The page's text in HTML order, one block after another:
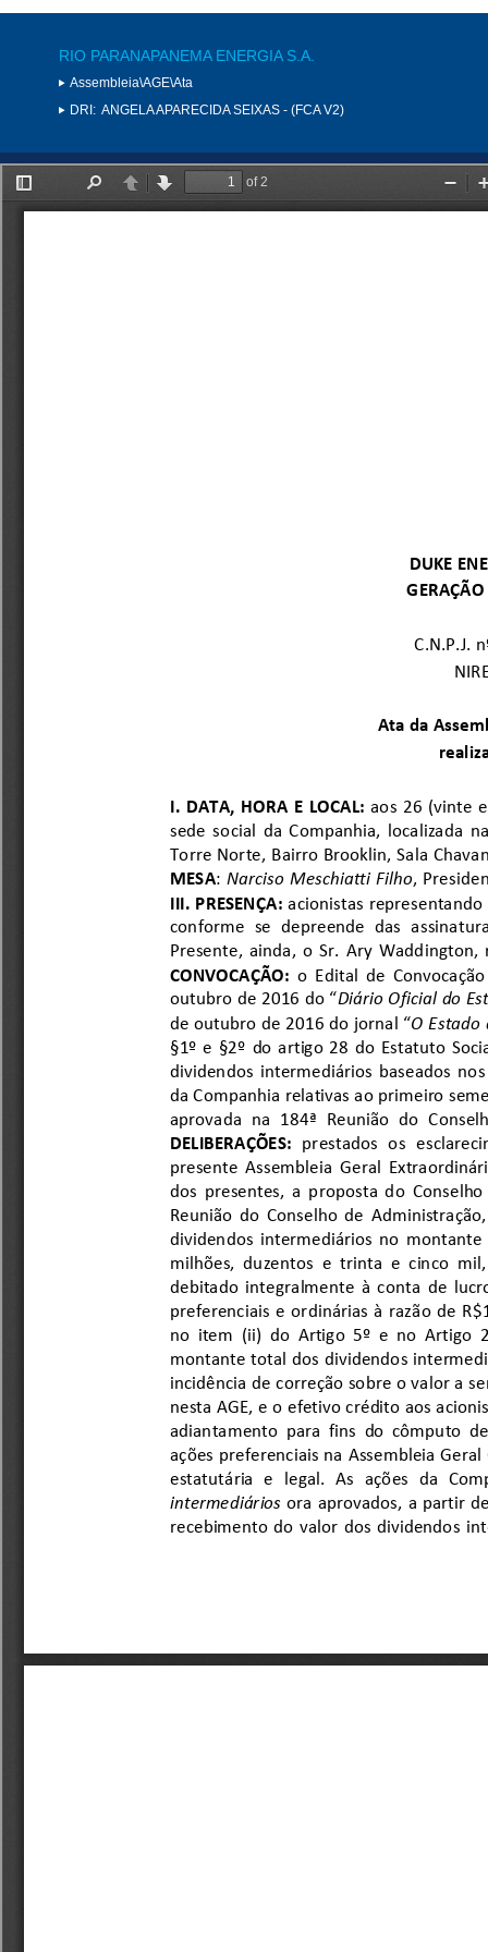
RIO PARANAPANEMA ENERGIA S.A.
Assembleia\AGE\Ata
DRI: ANGELA APARECIDA SEIXAS - (FCA V2)